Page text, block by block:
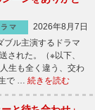
ラマ
2026年8月7日
ル主演するドラマ
された。（※以下、
生も全く違う、交わ
で … 続きを読む